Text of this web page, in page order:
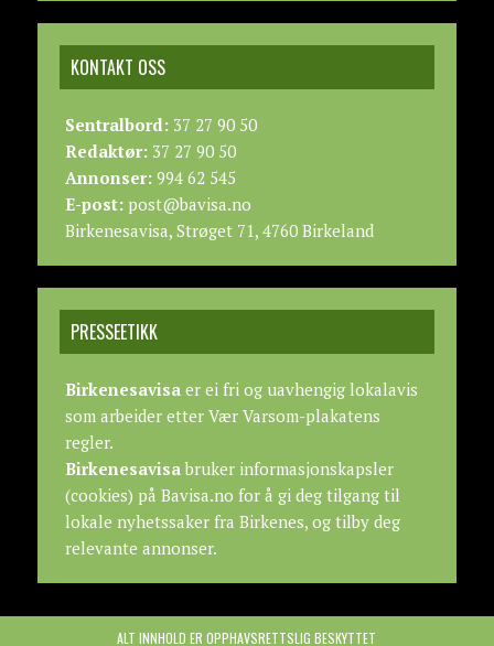
KONTAKT OSS
Sentralbord:37 27 90 50
Redaktør:37 27 90 50
Annonser:994 62 545
E-post:post@bavisa.no
Birkenesavisa, Strøget 71, 4760 Birkeland
PRESSEETIKK
Birkenesavisaer ei fri og uavhengig lokalavis
som arbeider etter Vær Varsom-plakatens
regler.
Birkenesavisabruker informasjonskapsler
(cookies) på Bavisa.no for å gi deg tilgang til
lokale nyhetssaker fra Birkenes, og tilby deg
relevante annonser.
ALT INNHOLD ER OPPHAVSRETTSLIG BESKYTTET